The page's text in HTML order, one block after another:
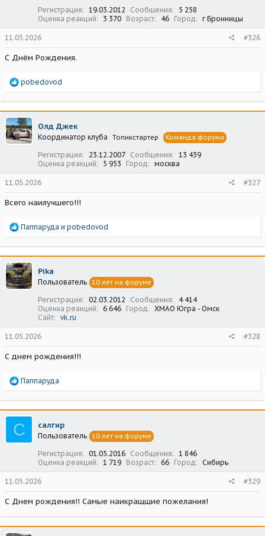
Регистрация 19.03.2012 Сообщения
5 258
Оценка реакций
3 370 Возраст 46 Город г Бронницы
11.05.2026 #326
С Днём Рождения.
Р
а
к
ц
и
и
pobedovod
Олд Джек
Координатор клуба Топикстартер Команда форума
Регистрация 23.12.2007 Сообщения
13 439
Оценка реакций
5 953 Город москва
11.05.2026 #327
Всего наилучшего!!!
Р
а
к
ц
и
и
Паппаруда и pobedovod
Pika
Пользователь 10 лет на форуме
Регистрация 02.03.2012 Сообщения
4 414
Оценка реакций
6 646 Город
ХМАО Югра - Омск
Сайт
vk.ru
11.05.2026 #328
С днем рождения!!!
Р
а
к
ц
и
и
Паппаруда
С салгир
Пользователь 10 лет на форуме
Регистрация 01.05.2016 Сообщения
1 846
Оценка реакций
1 719 Возраст 66 Город Сибирь
11.05.2026 #329
С Днем рождения!! Самые наикращщие пожелания!